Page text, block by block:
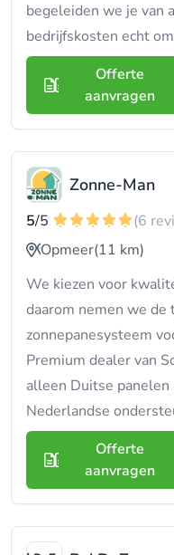
begeleiden we je van
bedrijfskosten echt
Offerte
aanvragen
Zonne-Man
5/5
(6
Opmeer(11 km)
We kiezen voor
daarom nemen we
zonnepanesysteem
Premium dealer van
alleen Duitse
Nederlandse
Offerte
aanvragen